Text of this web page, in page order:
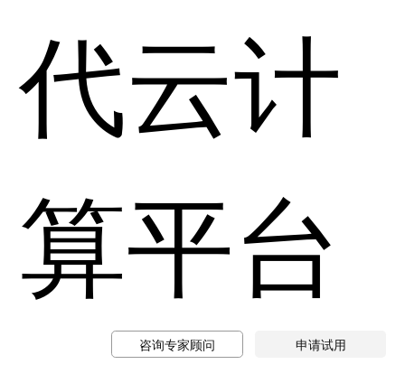
代云计
算平台
咨询专家顾问 申请试用